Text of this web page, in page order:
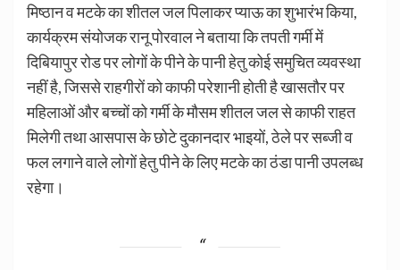
मिष्ठान व मटके का शीतल जल पिलाकर प्याऊ का शुभारंभ किया,
कार्यक्रम संयोजक रानू पोरवाल ने बताया कि तपती गर्मी में
दिबियापुर रोड पर लोगों के पीने के पानी हेतु कोई समुचित व्यवस्था
नहीं है, जिससे राहगीरों को काफी परेशानी होती है खासतौर पर
महिलाओं और बच्चों को गर्मी के मौसम शीतल जल से काफी राहत
मिलेगी तथा आसपास के छोटे दुकानदार भाइयों, ठेले पर सब्जी व
फल लगाने वाले लोगों हेतु पीने के लिए मटके का ठंडा पानी उपलब्ध
रहेगा।